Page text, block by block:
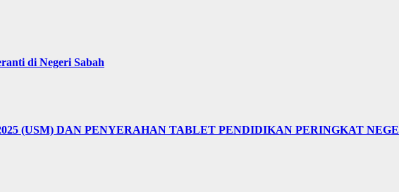
di Negeri Sabah
(USM) DAN PENYERAHAN TABLET PENDIDIKAN PERINGKAT